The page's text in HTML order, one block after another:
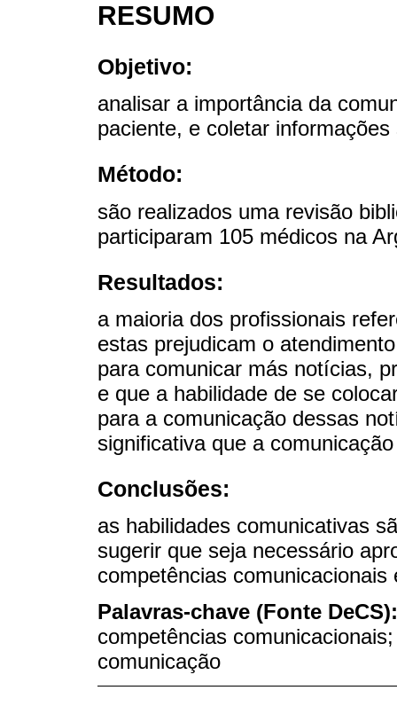
RESUMO
Objetivo:
analisar a importância da
paciente, e coletar
Método:
são realizados uma revisão
participaram 105 médicos na
Resultados:
a maioria dos profissionais
estas prejudicam o
para comunicar más notícias,
e que a habilidade de se
para a comunicação dessas
significativa que a
Conclusões:
as habilidades comunicativas
sugerir que seja necessário
competências comunicacionais
Palavras-chave (Fonte
competências
comunicação